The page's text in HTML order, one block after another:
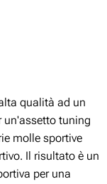
qualità ad un
un'assetto tuning
molle sportive
Il risultato è un
per una